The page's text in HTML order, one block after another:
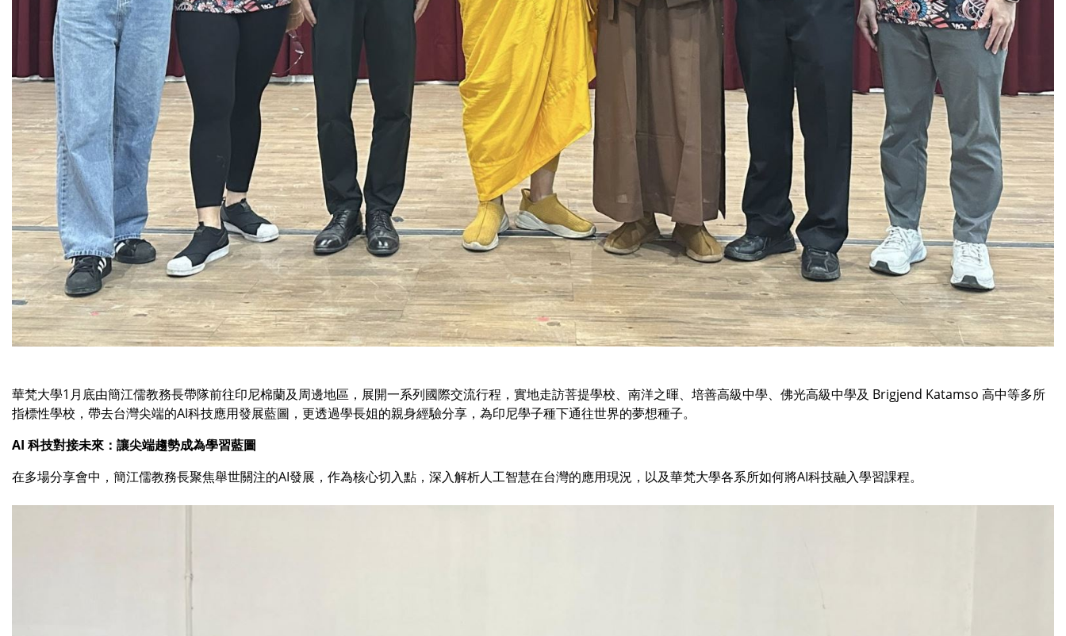
華梵大學1月底由簡江儒教務長帶隊前往印尼棉蘭及周邊地區，展開一系列國際交流行程，實地走訪菩提學校、南洋之暉、培善高級中學、佛光高級中學及 Brigjend Katamso 高中等多所
指標性學校，帶去台灣尖端的AI科技應用發展藍圖，更透過學長姐的親身經驗分享，為印尼學子種下通往世界的夢想種子。
AI 科技對接未來：讓尖端趨勢成為學習藍圖
在多場分享會中，簡江儒教務長聚焦舉世關注的AI發展，作為核心切入點，深入解析人工智慧在台灣的應用現況，以及華梵大學各系所如何將AI科技融入學習課程。